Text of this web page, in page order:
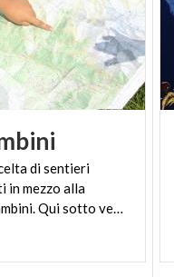
di sentieri
in mezzo alla
natura con la famiglia e con i bambini. Qui sotto vedrai una lista di itinerari fattibili con i bambini.